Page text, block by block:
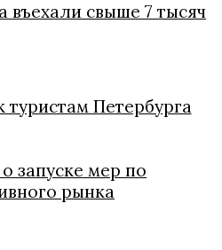
въехали свыше 7 тысяч
туристам Петербурга
запуске мер по
рынка